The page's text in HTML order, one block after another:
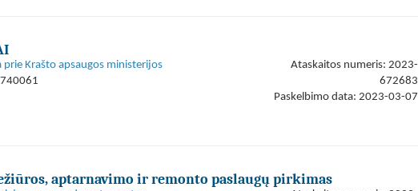
Krašto apsaugos ministerijos
Ataskaitos numeris: 2023-
672683
Paskelbimo data: 2023-03-07
aptarnavimo ir remonto paslaugų pirkimas